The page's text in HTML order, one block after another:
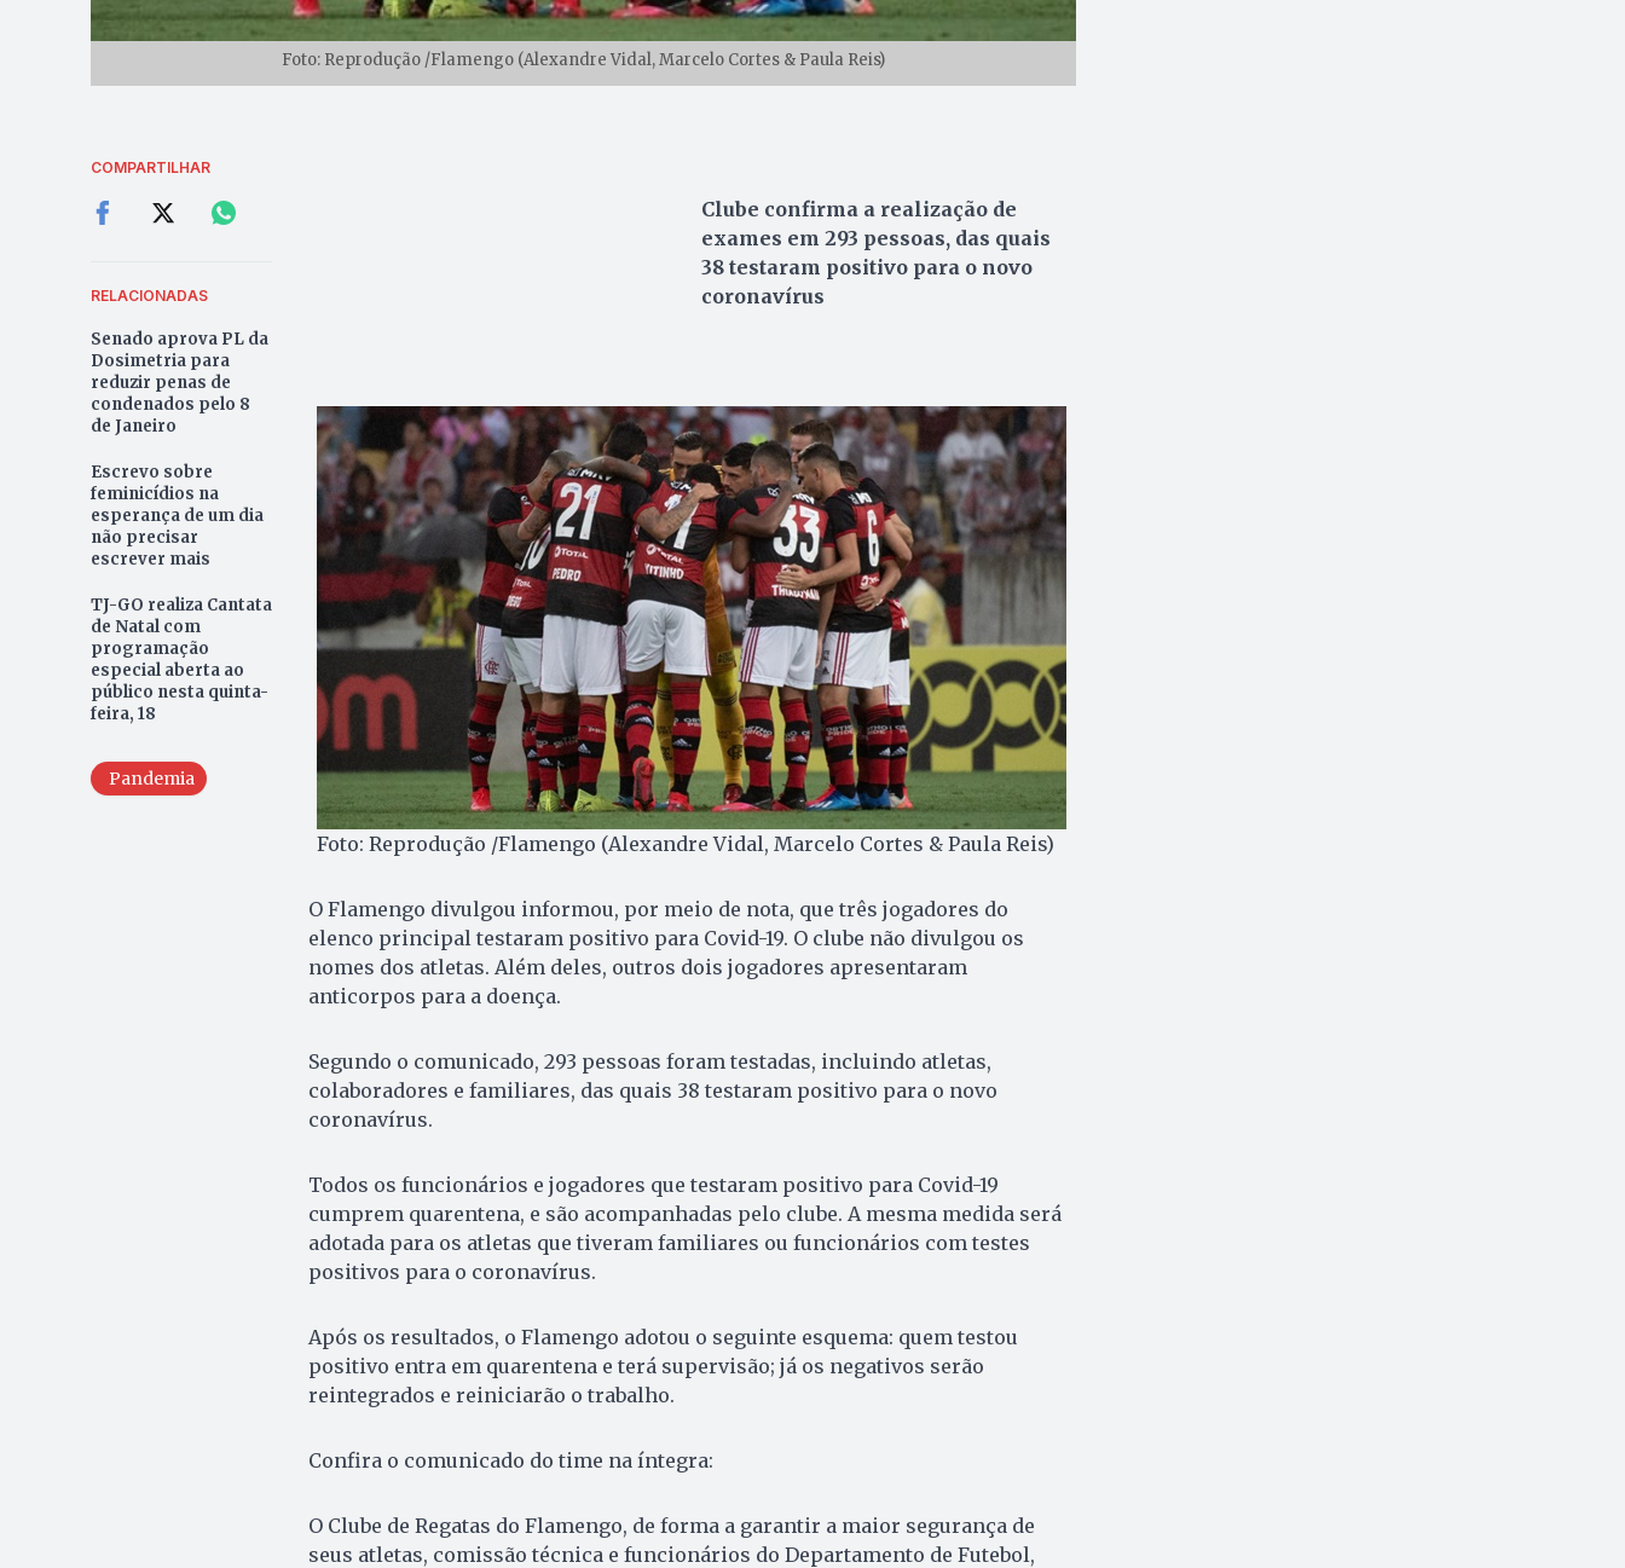
Foto: Reprodução /Flamengo (Alexandre Vidal, Marcelo Cortes & Paula Reis)
COMPARTILHAR
RELACIONADAS
Senado aprova PL da
Dosimetria para
reduzir penas de
condenados pelo 8
de Janeiro
Escrevo sobre
feminicídios na
esperança de um dia
não precisar
escrever mais
TJ-GO realiza Cantata
de Natal com
programação
especial aberta ao
público nesta quinta-
feira, 18
Pandemia
Clube confirma a realização de
exames em 293 pessoas, das quais
38 testaram positivo para o novo
coronavírus
Foto: Reprodução /Flamengo (Alexandre Vidal, Marcelo Cortes & Paula Reis)
O Flamengo divulgou informou, por meio de nota, que três jogadores do
elenco principal testaram positivo para Covid-19. O clube não divulgou os
nomes dos atletas. Além deles, outros dois jogadores apresentaram
anticorpos para a doença.
Segundo o comunicado, 293 pessoas foram testadas, incluindo atletas,
colaboradores e familiares, das quais 38 testaram positivo para o novo
coronavírus.
Todos os funcionários e jogadores que testaram positivo para Covid-19
cumprem quarentena, e são acompanhadas pelo clube. A mesma medida será
adotada para os atletas que tiveram familiares ou funcionários com testes
positivos para o coronavírus.
Após os resultados, o Flamengo adotou o seguinte esquema: quem testou
positivo entra em quarentena e terá supervisão; já os negativos serão
reintegrados e reiniciarão o trabalho.
Confira o comunicado do time na íntegra:
O Clube de Regatas do Flamengo, de forma a garantir a maior segurança de
seus atletas, comissão técnica e funcionários do Departamento de Futebol,